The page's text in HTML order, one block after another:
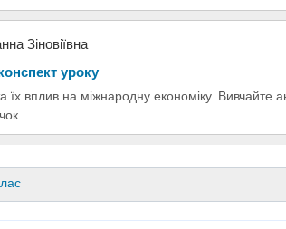
Зіновіївна
уроку
їх вплив на міжнародну економіку. Вивчайте